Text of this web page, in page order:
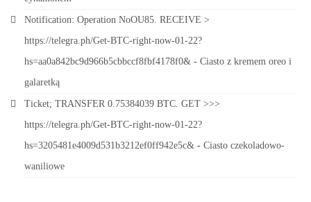
Notification: Operation NoOU85. RECEIVE >
https://telegra.ph/Get-BTC-right-now-01-22?
hs=aa0a842bc9d966b5cbbccf8fbf4178f0& - Ciasto z kremem oreo i
galaretką
Ticket; TRANSFER 0.75384039 BTC. GET >>>
https://telegra.ph/Get-BTC-right-now-01-22?
hs=3205481e4009d531b3212ef0ff942e5c& - Ciasto czekoladowo-
waniliowe